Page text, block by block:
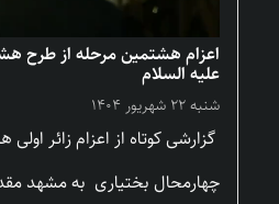
اعزام هشتمین مرحله از طرح
علیه السلام
شنبه ۲۲ شهریور ۱۴۰۴
گزارشی کوتاه از اعزام زائر
چهارمحال بختیاری به مشهد